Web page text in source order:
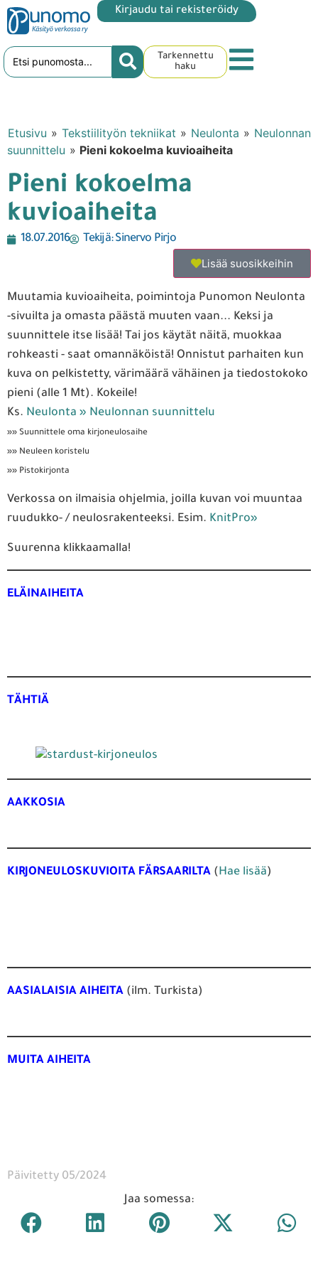
Kirjaudu tai rekisteröidy
Tarkennettu
haku
Etusivu » Tekstiilityön tekniikat » Neulonta » Neulonnan
suunnittelu » Pieni kokoelma kuvioaiheita
Pieni kokoelma
kuvioaiheita
18.07.2016 Tekijä:Sinervo Pirjo
Lisää suosikkeihin
Muutamia kuvioaiheita, poimintoja Punomon Neulonta
-sivuilta ja omasta päästä muuten vaan... Keksi ja
suunnittele itse lisää! Tai jos käytät näitä, muokkaa
rohkeasti - saat omannäköistä! Onnistut parhaiten kun
kuva on pelkistetty, värimäärä vähäinen ja tiedostokoko
pieni (alle 1 Mt). Kokeile!
Ks. Neulonta » Neulonnan suunnittelu
»» Suunnittele oma kirjoneulosaihe
»» Neuleen koristelu
»» Pistokirjonta
Verkossa on ilmaisia ohjelmia, joilla kuvan voi muuntaa
ruudukko- / neulosrakenteeksi. Esim. KnitPro»
Suurenna klikkaamalla!
ELÄINAIHEITA
TÄHTIÄ
AAKKOSIA
KIRJONEULOSKUVIOITA FÄRSAARILTA (Hae lisää)
AASIALAISIA AIHEITA (ilm. Turkista)
MUITA AIHEITA
Päivitetty 05/2024
Jaa somessa: